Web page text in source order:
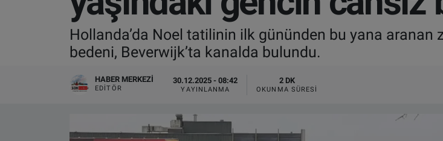
Hollanda’da Noel tatilinin ilk gününden bu yana aranan
bedeni, Beverwijk’ta kanalda bulundu.
HABER MERKEZI
EDITÖR
30.12.2025 - 08:42
YAYINLANMA
2 DK
OKUNMA SÜRESI
VIDEO GALERİ
ALGEMENE VOORWAARDEN
CONTACT